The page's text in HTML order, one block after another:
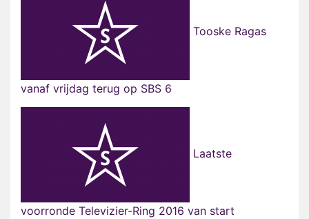
Tooske Ragas
vanaf vrijdag terug op SBS 6
Laatste
voorronde Televizier-Ring 2016 van start